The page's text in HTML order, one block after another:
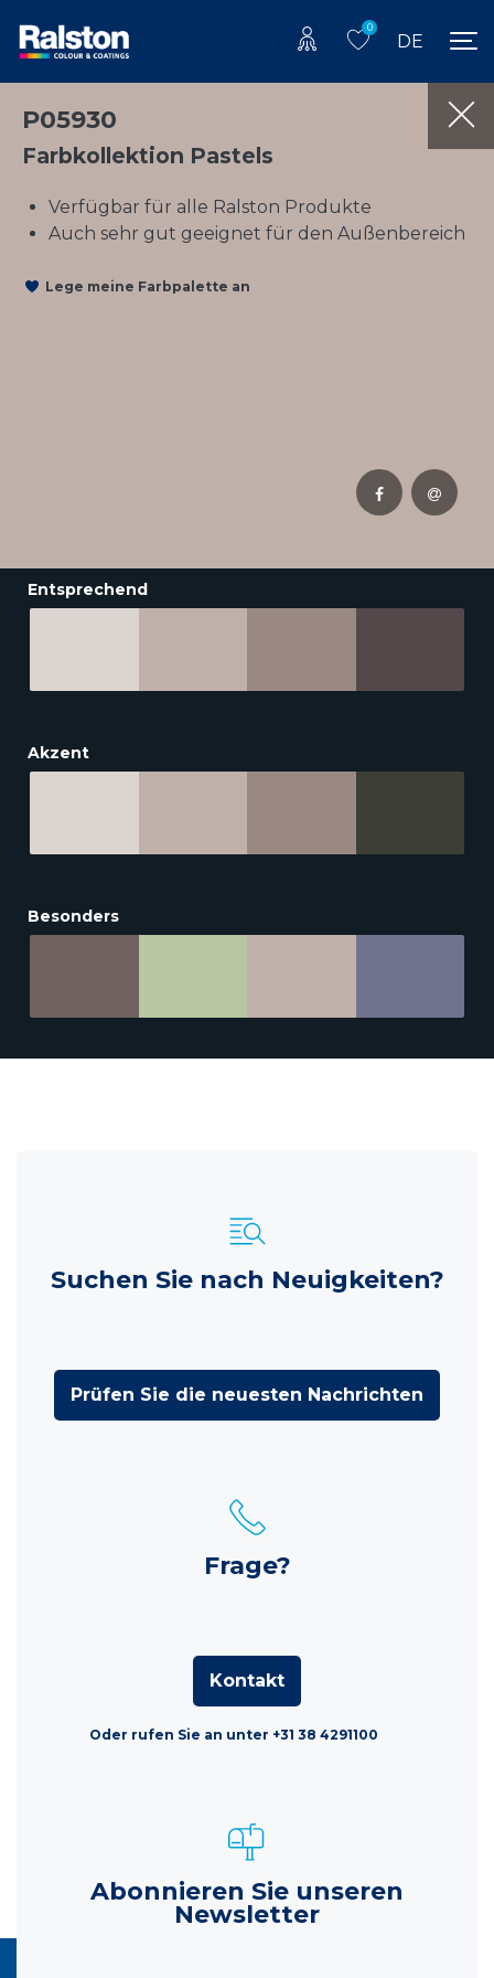
0
DE
P05930
Farbkollektion Pastels
Verfügbar für alle Ralston Produkte
Auch sehr gut geeignet für den Außenbereich
Lege meine Farbpalette an
Entsprechend
Akzent
Besonders
Suchen Sie nach Neuigkeiten?
Prüfen Sie die neuesten Nachrichten
Frage?
Kontakt
Oder rufen Sie an unter +31 38 4291100
Abonnieren Sie unseren
Newsletter